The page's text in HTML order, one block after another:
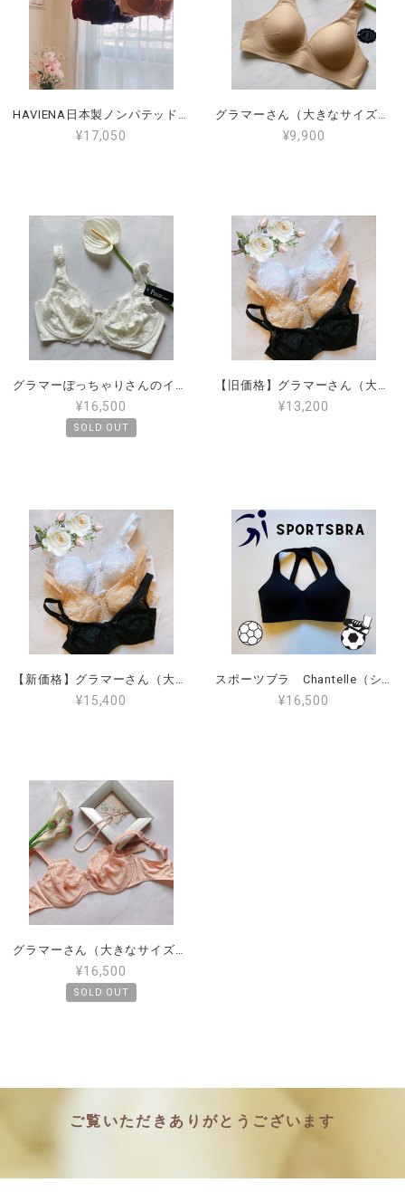
HAVIENA日本製ノンパテッドワイヤーブラジャー ネイビーF80.深い赤G75
¥17,050
グラマーさん（大きなサイズ）Leilieve （レイリエヴ） ノンワイヤーブラ ３B.4B.5B（LE-6026）
¥9,900
グラマーぽっちゃりさんのインポートブラ、アンダー90、F（日本サイズGカップ）PIEGE Lingerie(PG-5312)
¥16,500
SOLD OUT
【旧価格】グラマーさん（大きなサイズ）のインポートワイヤーブラジャー日本サイズF85 G75 G80 G85 G90 フルカップ フランスの有名ブランド Chantelle(シャンテル)Fete
¥13,200
【新価格】グラマーさん（大きなサイズ）のインポートワイヤーブラジャー フルカップ フランスの有名ブランド Chantelle(シャンテル) Fete
¥15,400
スポーツブラ Chantelle（シャンテル）S,M,L,XL ブラック（返品、交換無料）
¥16,500
グラマーさん（大きなサイズ）のワイヤーブラ 日本サイズE85 フランスの高級ブランドMAISON LEJABY（メゾンルジャビー）
¥16,500
SOLD OUT
ご覧いただきありがとうございます